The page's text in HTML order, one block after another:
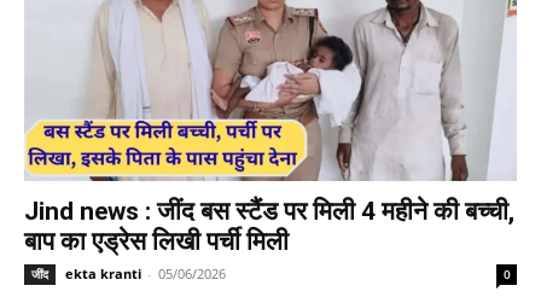
Jind news : जींद बस स्टैंड पर मिली 4 महीने की बच्ची,
बाप का एड्रेस लिखी पर्ची मिली
जींद ekta kranti - 05/06/2026 0